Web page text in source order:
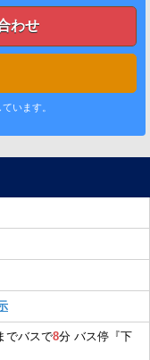
わせ
います。
でバスで8分 バス停『下